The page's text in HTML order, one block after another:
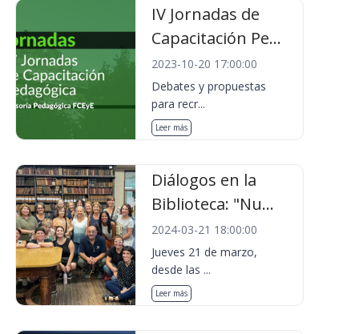
IV Jornadas de
Capacitación Pe...
2023-10-20 17:00:00
Debates y propuestas
para recr...
Leer más
Diálogos en la
Biblioteca: "Nu...
2024-03-21 18:00:00
Jueves 21 de marzo,
desde las ...
Leer más